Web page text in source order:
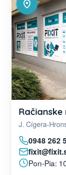
Račianske
J. Cígera-
0948 262
Pon-Pia: